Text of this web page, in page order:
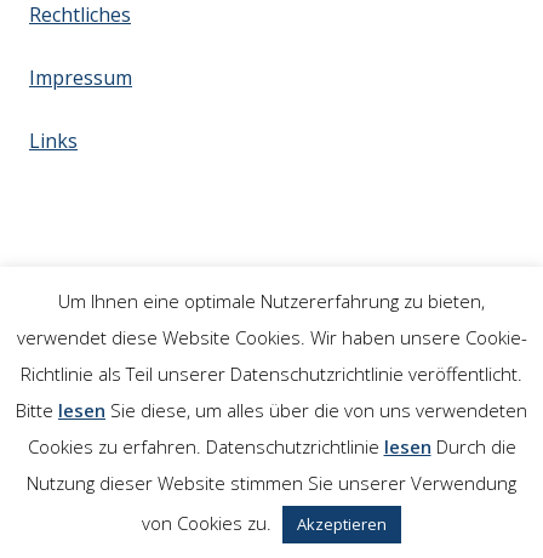
Rechtliches
Impressum
Links
Um Ihnen eine optimale Nutzererfahrung zu bieten,
verwendet diese Website Cookies. Wir haben unsere Cookie-
Richtlinie als Teil unserer Datenschutzrichtlinie veröffentlicht.
Bitte lesen Sie diese, um alles über die von uns verwendeten
Cookies zu erfahren. Datenschutzrichtlinie lesen Durch die
Nutzung dieser Website stimmen Sie unserer Verwendung
von Cookies zu.
Akzeptieren